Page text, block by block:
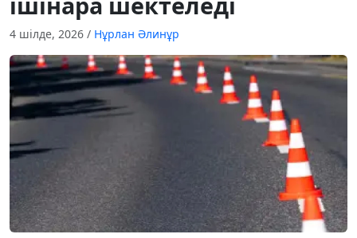
4 шілде, 2026 / Нұрлан Әлинұр